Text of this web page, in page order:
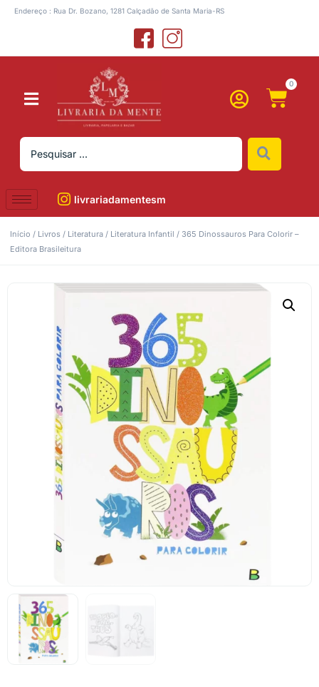
Endereço : Rua Dr. Bozano, 1281 Calçadão de Santa Maria-RS
0
livrariadamentesm
Início / Livros / Literatura / Literatura Infantil / 365 Dinossauros Para Colorir –
Editora Brasileitura